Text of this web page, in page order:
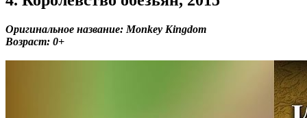
Оригинальное название: Monkey Kingdom
Возраст: 0+